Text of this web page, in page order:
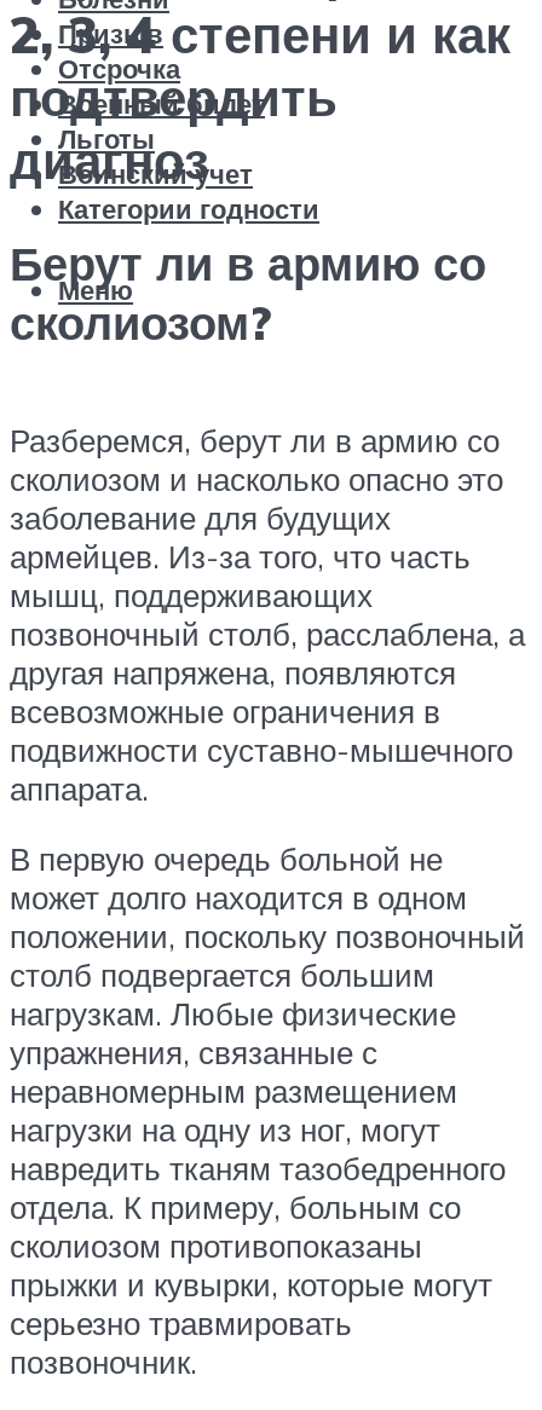
Призыв
Отсрочка
Военный билет
Льготы
Воинский учет
Категории годности
Меню
2, 3, 4 степени и как
подтвердить
диагноз
Берут ли в армию со
сколиозом?
Разберемся, берут ли в армию со
сколиозом и насколько опасно это
заболевание для будущих
армейцев. Из-за того, что часть
мышц, поддерживающих
позвоночный столб, расслаблена, а
другая напряжена, появляются
всевозможные ограничения в
подвижности суставно-мышечного
аппарата.
В первую очередь больной не
может долго находится в одном
положении, поскольку позвоночный
столб подвергается большим
нагрузкам. Любые физические
упражнения, связанные с
неравномерным размещением
нагрузки на одну из ног, могут
навредить тканям тазобедренного
отдела. К примеру, больным со
сколиозом противопоказаны
прыжки и кувырки, которые могут
серьезно травмировать
позвоночник.